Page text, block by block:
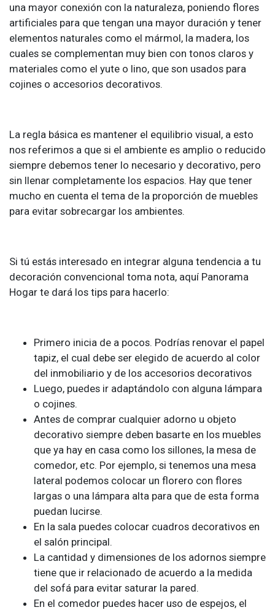
una mayor conexión con la naturaleza, poniendo flores
artificiales para que tengan una mayor duración y tener
elementos naturales como el mármol, la madera, los
cuales se complementan muy bien con tonos claros y
materiales como el yute o lino, que son usados para
cojines o accesorios decorativos.
La regla básica es mantener el equilibrio visual, a esto
nos referimos a que si el ambiente es amplio o reducido
siempre debemos tener lo necesario y decorativo, pero
sin llenar completamente los espacios. Hay que tener
mucho en cuenta el tema de la proporción de muebles
para evitar sobrecargar los ambientes.
Si tú estás interesado en integrar alguna tendencia a tu
decoración convencional toma nota, aquí Panorama
Hogar te dará los tips para hacerlo:
Primero inicia de a pocos. Podrías renovar el papel
tapiz, el cual debe ser elegido de acuerdo al color
del inmobiliario y de los accesorios decorativos
Luego, puedes ir adaptándolo con alguna lámpara
o cojines.
Antes de comprar cualquier adorno u objeto
decorativo siempre deben basarte en los muebles
que ya hay en casa como los sillones, la mesa de
comedor, etc. Por ejemplo, si tenemos una mesa
lateral podemos colocar un florero con flores
largas o una lámpara alta para que de esta forma
puedan lucirse.
En la sala puedes colocar cuadros decorativos en
el salón principal.
La cantidad y dimensiones de los adornos siempre
tiene que ir relacionado de acuerdo a la medida
del sofá para evitar saturar la pared.
En el comedor puedes hacer uso de espejos, el